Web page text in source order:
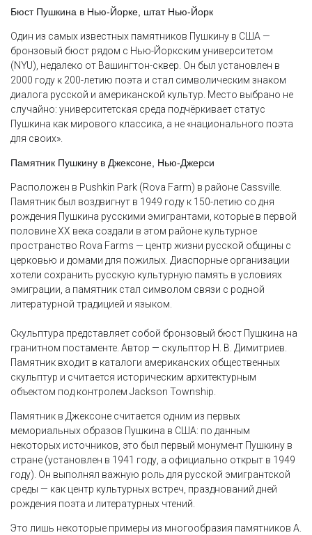
Бюст Пушкина в Нью-Йорке, штат Нью-Йорк
Один из самых известных памятников Пушкину в США —
бронзовый бюст рядом с Нью-Йоркским университетом
(NYU), недалеко от Вашингтон-сквер. Он был установлен в
2000 году к 200-летию поэта и стал символическим знаком
диалога русской и американской культур. Место выбрано не
случайно: университетская среда подчёркивает статус
Пушкина как мирового классика, а не «национального поэта
для своих».
Памятник Пушкину в Джексоне, Нью-Джерси
Расположен в Pushkin Park (Rova Farm) в районе Cassville.
Памятник был воздвигнут в 1949 году к 150-летию со дня
рождения Пушкина русскими эмигрантами, которые в первой
половине XX века создали в этом районе культурное
пространство Rova Farms — центр жизни русской общины с
церковью и домами для пожилых. Диаспорные организации
хотели сохранить русскую культурную память в условиях
эмиграции, а памятник стал символом связи с родной
литературной традицией и языком.
Скульптура представляет собой бронзовый бюст Пушкина на
гранитном постаменте. Автор — скульптор Н. В. Димитриев.
Памятник входит в каталоги американских общественных
скульптур и считается историческим архитектурным
объектом под контролем Jackson Township.
Памятник в Джексоне считается одним из первых
мемориальных образов Пушкина в США: по данным
некоторых источников, это был первый монумент Пушкину в
стране (установлен в 1941 году, а официально открыт в 1949
году). Он выполнял важную роль для русской эмигрантской
среды — как центр культурных встреч, празднований дней
рождения поэта и литературных чтений.
Это лишь некоторые примеры из многообразия памятников А.